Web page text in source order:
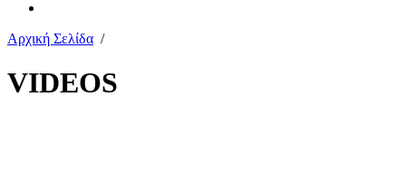
Αρχική Σελίδα /
VIDEOS